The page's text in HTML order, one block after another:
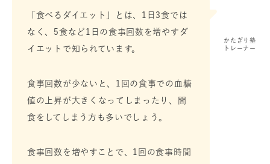
かたぎり塾
トレーナー
「食べるダイエット」とは、1日3食では
なく、5食など1日の食事回数を増やすダ
イエットで知られています。
食事回数が少ないと、1回の食事での血糖
値の上昇が大きくなってしまったり、間
食をしてしまう方も多いでしょう。
食事回数を増やすことで、1回の食事時間